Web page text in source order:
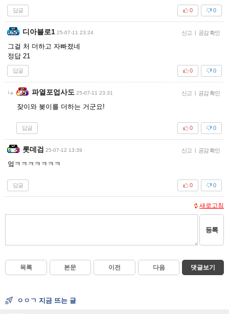
답글 0
0
디아블로1 25-07-11 23:24 신고 | 공감 확인
그걸 처 더하고 자빠졌네
정답 21
답글 0
0
파열포업사도 25-07-11 23:31 신고 | 공감 확인
잦이와 봊이를 더하는 거군요!
답글 0
0
롯데검 25-07-12 13:39 신고 | 공감 확인
엌ㅋㅋㅋㅋㅋㅋㅋ
답글 0
0
새로고침
등록
목록 본문 이전 다음 댓글보기
ㅇㅇㄱ 지금 뜨는 글